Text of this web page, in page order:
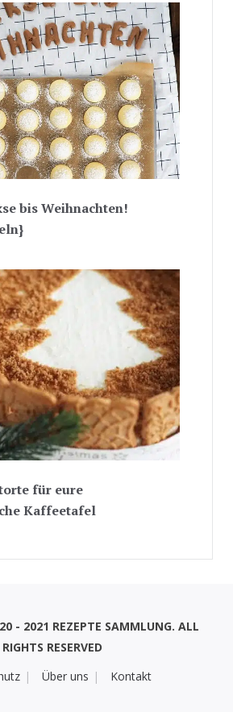
bis Weihnachten!
für eure
Kaffeetafel
- 2021 REZEPTE SAMMLUNG. ALL
RIGHTS RESERVED
Über uns Kontakt